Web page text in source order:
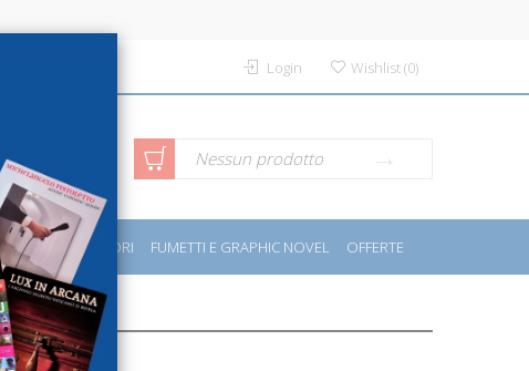
Login Wishlist(0)
Ricerca avanzata Nessun prodotto
SPORT E MOTORI FUMETTI E GRAPHIC NOVEL OFFERTE